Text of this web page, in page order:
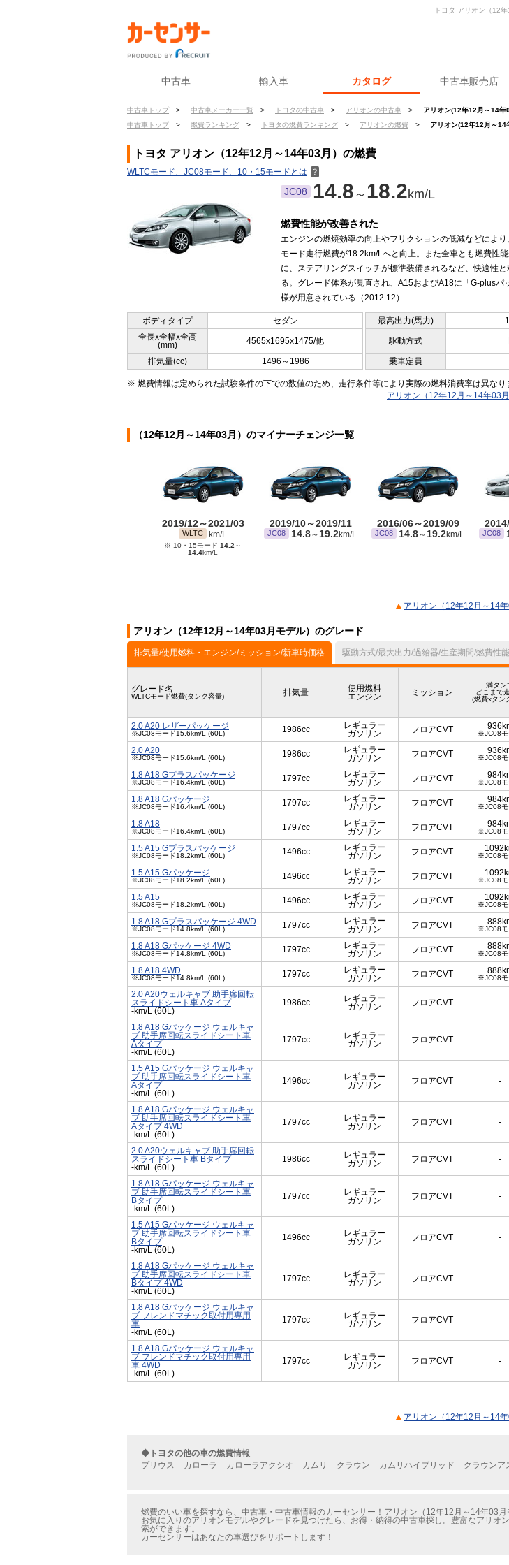
中古車 輸入車 カタログ 中古車販売店
中古車トップ > 中古車メーカー一覧 > トヨタの中古車 > アリオンの中古車 >
アリオン(12年12月～14年
中古車トップ
> 燃費ランキング > トヨタの燃費ランキング > アリオンの燃費 > アリオン(12年12月～14
トヨタ アリオン（12
トヨタ アリオン（12年12月～14年03月）の燃費
WLTCモード、JC08モード、10・15モードとは ？
JC08 14.8 ～ 18.2km/L
燃費性能が改善された
エンジンの燃焼効率の向上やフリクションの低減などによ
モード走行燃費が18.2km/Lへと向上。また全車とも燃費性
に、ステアリングスイッチが標準装備されるなど、快適性
る。グレード体系が見直され、A15およびA18に「G-plusパ
様が用意されている（2012.12）
ボディタイプ セダン 最高出力(馬力)
全長x全幅x全高
(mm)
4565x1695x1475/他 駆動方式
排気量(cc) 1496～1986 乗車定員
※ 燃費情報は定められた試験条件の下での数値のため、走行条件等により実際の燃料消費率は異なり
アリオン（12年12月～14年03
（12年12月～14年03月）のマイナーチェンジ一覧
2019/12～2021/03
WLTC km/L
※ 10・15モード 14.2～
14.4km/L
2019/10～2019/11
JC08 14.8～19.2km/L
2016/06～2019/09
JC08 14.8～19.2km/L JC08
アリオン（12年12月～14
アリオン（12年12月～14年03月モデル）のグレード
排気量/使用燃料・エンジン/ミッション/新車時価格 駆動方式/最大出力/過給器/生産期間/燃費性能
グレード名
WLTCモード燃費(タンク容量) 排気量
使用燃料
エンジン
ミッション
満タン
どこまで
(燃費xタン
2.0 A20 レザーパッケージ
※JC08モード15.6km/L (60L) 1986cc
レギュラー
ガソリン
フロアCVT ※JC08モ
2.0 A20
※JC08モード15.6km/L (60L) 1986cc
レギュラー
ガソリン
フロアCVT ※JC08モ
1.8 A18 Gプラスパッケージ
※JC08モード16.4km/L (60L) 1797cc
レギュラー
ガソリン
フロアCVT ※JC08モ
1.8 A18 Gパッケージ
※JC08モード16.4km/L (60L) 1797cc
レギュラー
ガソリン
フロアCVT ※JC08モ
1.8 A18
※JC08モード16.4km/L (60L) 1797cc
レギュラー
ガソリン
フロアCVT ※JC08モ
1.5 A15 Gプラスパッケージ
※JC08モード18.2km/L (60L) 1496cc
レギュラー
ガソリン
フロアCVT ※JC08モ
1.5 A15 Gパッケージ
※JC08モード18.2km/L (60L) 1496cc
レギュラー
ガソリン
フロアCVT ※JC08モ
1.5 A15
※JC08モード18.2km/L (60L) 1496cc
レギュラー
ガソリン
フロアCVT ※JC08モ
1.8 A18 Gプラスパッケージ 4WD
※JC08モード14.8km/L (60L) 1797cc
レギュラー
ガソリン
フロアCVT ※JC08モ
1.8 A18 Gパッケージ 4WD
※JC08モード14.8km/L (60L) 1797cc
レギュラー
ガソリン
フロアCVT ※JC08モ
1.8 A18 4WD
※JC08モード14.8km/L (60L) 1797cc
レギュラー
ガソリン
フロアCVT ※JC08モ
2.0 A20ウェルキャブ 助手席回転
スライドシート車 Aタイプ
-km/L (60L)
1986cc
レギュラー
ガソリン
フロアCVT -
1.8 A18 Gパッケージ ウェルキャ
ブ 助手席回転スライドシート車
Aタイプ
-km/L (60L)
1797cc
レギュラー
ガソリン
フロアCVT -
1.5 A15 Gパッケージ ウェルキャ
ブ 助手席回転スライドシート車
Aタイプ
-km/L (60L)
1496cc
レギュラー
ガソリン
フロアCVT -
1.8 A18 Gパッケージ ウェルキャ
ブ 助手席回転スライドシート車
Aタイプ 4WD
-km/L (60L)
1797cc
レギュラー
ガソリン
フロアCVT -
2.0 A20ウェルキャブ 助手席回転
スライドシート車 Bタイプ
-km/L (60L)
1986cc
レギュラー
ガソリン
フロアCVT -
1.8 A18 Gパッケージ ウェルキャ
ブ 助手席回転スライドシート車
Bタイプ
-km/L (60L)
1797cc
レギュラー
ガソリン
フロアCVT -
1.5 A15 Gパッケージ ウェルキャ
ブ 助手席回転スライドシート車
Bタイプ
-km/L (60L)
1496cc
レギュラー
ガソリン
フロアCVT -
1.8 A18 Gパッケージ ウェルキャ
ブ 助手席回転スライドシート車
Bタイプ 4WD
-km/L (60L)
1797cc
レギュラー
ガソリン
フロアCVT -
1.8 A18 Gパッケージ ウェルキャ
ブ フレンドマチック取付用専用
車
-km/L (60L)
1797cc
レギュラー
ガソリン
フロアCVT -
1.8 A18 Gパッケージ ウェルキャ
ブ フレンドマチック取付用専用
車 4WD
-km/L (60L)
1797cc
レギュラー
ガソリン
フロアCVT -
アリオン（12年12月～14
◆トヨタの他の車の燃費情報
プリウス
カローラ カローラアクシオ カムリ クラウン カムリハイブリッド クラウンア
燃費のいい車を探すなら、中古車・中古車情報のカーセンサー！アリオン（12年12月～14年03月
お気に入りのアリオンモデルやグレードを見つけたら、お得・納得の中古車探し。豊富なアリ
索ができます。
カーセンサーはあなたの車選びをサポートします！